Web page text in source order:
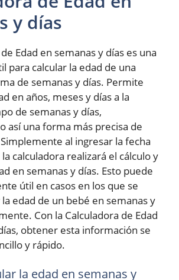
y días
Edad en semanas y días es una
para calcular la edad de una
de semanas y días. Permite
en años, meses y días a la
de semanas y días,
así una forma más precisa de
al ingresar la fecha
calculadora realizará el cálculo y
en semanas y días. Esto puede
útil en casos en los que se
edad de un bebé en semanas y
Con la Calculadora de Edad
obtener esta información se
y rápido.
la edad en semanas y